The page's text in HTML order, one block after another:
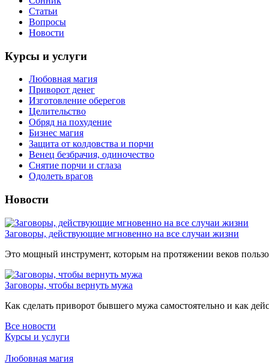
Статьи
Вопросы
Новости
Курсы и услуги
Любовная магия
Приворот денег
Изготовление оберегов
Целительство
Обряд на похудение
Бизнес магия
Защита от колдовства и порчи
Венец безбрачия, одиночество
Снятие порчи и сглаза
Одолеть врагов
Новости
Заговоры, действующие мгновенно на все случаи жизни
Это мощный инструмент, которым на протяжении веков
Заговоры, чтобы вернуть мужа
Как сделать приворот бывшего мужа самостоятельно и как
Все новости
Курсы и услуги
Любовная магия